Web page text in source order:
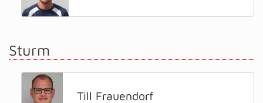
Sturm
Till Frauendorf